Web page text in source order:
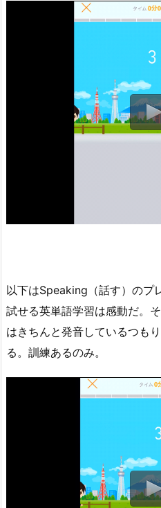
以下はSpeaking（話す）のプ
試せる英単語学習は感動だ。
はきちんと発音しているつも
る。訓練あるのみ。